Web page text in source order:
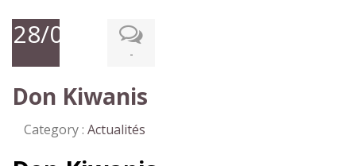
28/08/2020
-
Don Kiwanis
Category : Actualités